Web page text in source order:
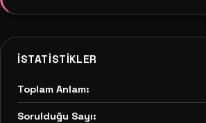
İSTATISTIKLER
Toplam Anlam:
Sorulduğu Sayı: